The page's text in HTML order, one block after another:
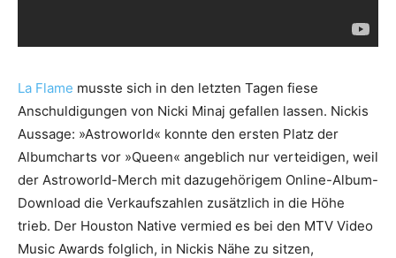
La Flame musste sich in den letzten Tagen fiese
Anschuldigungen von Nicki Minaj gefallen lassen. Nickis
Aussage: »Astroworld« konnte den ersten Platz der
Albumcharts vor »Queen« angeblich nur verteidigen, weil
der Astroworld-Merch mit dazugehörigem Online-Album-
Download die Verkaufszahlen zusätzlich in die Höhe
trieb. Der Houston Native vermied es bei den MTV Video
Music Awards folglich, in Nickis Nähe zu sitzen,